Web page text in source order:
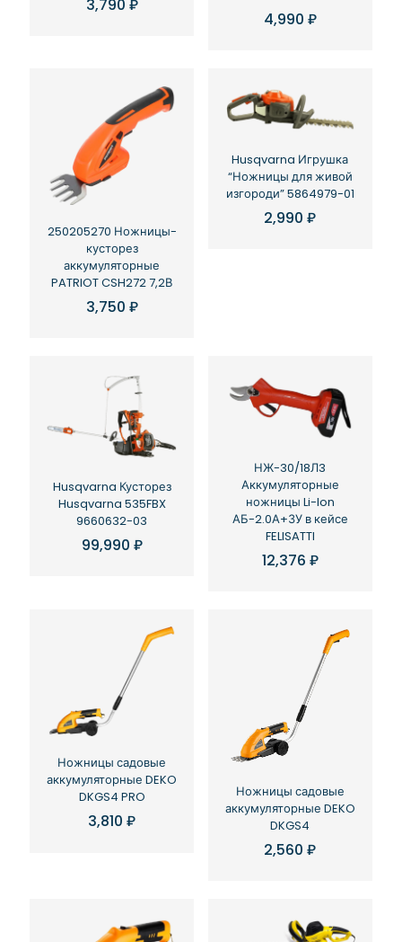
3,790 ₽
4,990 ₽
250205270 Ножницы-
кусторез
аккумуляторные
PATRIOT CSH272 7,2В
3,750 ₽
Husqvarna Игрушка
“Ножницы для живой
изгороди” 5864979-01
2,990₽
Husqvarna Кусторез
Husqvarna 535FBX
9660632-03
99,990 ₽
НЖ-30/18Л3
Аккумуляторные
ножницы Li-Ion
АБ-2.0А+ЗУ в кейсе
FELISATTI
12,376 ₽
Ножницы садовые
аккумуляторные DEKO
DKGS4 PRO
3,810₽
Ножницы садовые
аккумуляторные DEKO
DKGS4
2,560₽